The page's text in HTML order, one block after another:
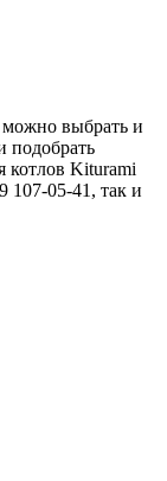
выбрать и
подобрать
котлов Kiturami
107-05-41, так и